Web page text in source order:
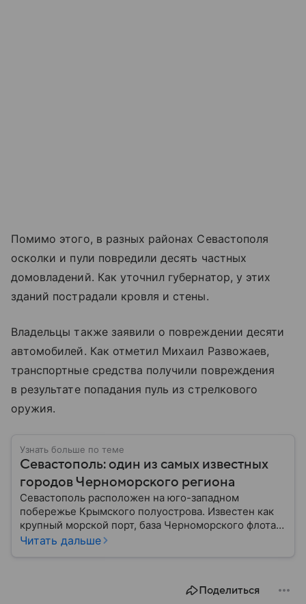
Помимо этого, в разных районах Севастополя
осколки и пули повредили десять частных
домовладений. Как уточнил губернатор, у этих
зданий пострадали кровля и стены.
Владельцы также заявили о повреждении десяти
автомобилей. Как отметил Михаил Развожаев,
транспортные средства получили повреждения
в результате попадания пуль из стрелкового
оружия.
Узнать больше по теме
Севастополь: один из самых известных
городов Черноморского региона
Севастополь расположен на юго-западном
побережье Крымского полуострова. Известен как
крупный морской порт, база Черноморского флота и
город с богатой военной историей, сыгравший
Читать дальше
Поделиться